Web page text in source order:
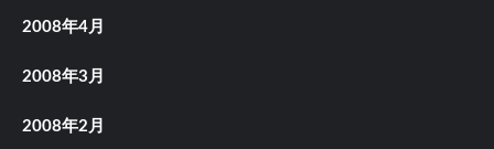
2008年4月
2008年3月
2008年2月